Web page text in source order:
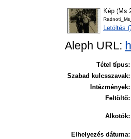
Kép (Ms
Letöltés
Aleph URL:
Tétel típus:
Szabad kulcsszavak:
Intézmények:
Feltöltő:
Alkotók:
Elhelyezés dátuma: